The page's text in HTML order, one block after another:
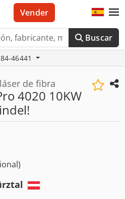
Buscar
Vender
46441
de fibra
4020 10KW